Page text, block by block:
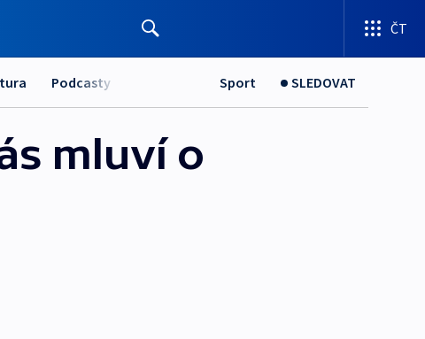
ČT
Podcasty Sport SLEDOVAT
mluví o